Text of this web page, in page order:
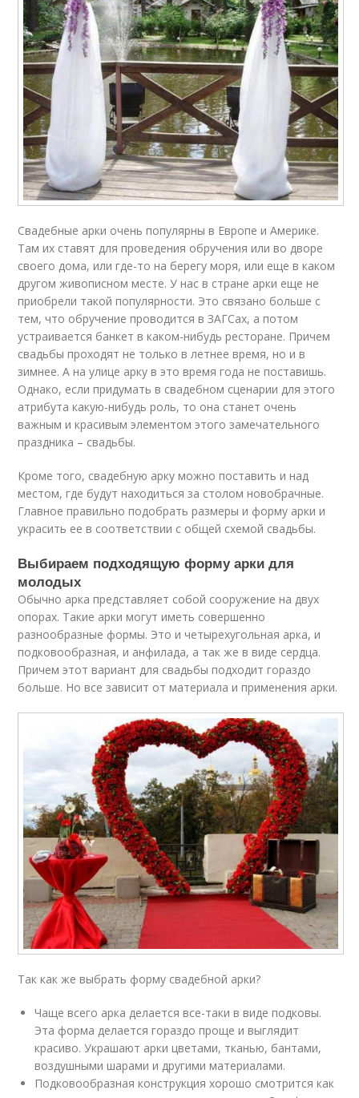
Свадебные арки очень популярны в Европе и Америке.
Там их ставят для проведения обручения или во дворе
своего дома, или где-то на берегу моря, или еще в каком
другом живописном месте. У нас в стране арки еще не
приобрели такой популярности. Это связано больше с
тем, что обручение проводится в ЗАГСах, а потом
устраивается банкет в каком-нибудь ресторане. Причем
свадьбы проходят не только в летнее время, но и в
зимнее. А на улице арку в это время года не поставишь.
Однако, если придумать в свадебном сценарии для этого
атрибута какую-нибудь роль, то она станет очень
важным и красивым элементом этого замечательного
праздника – свадьбы.
Кроме того, свадебную арку можно поставить и над
местом, где будут находиться за столом новобрачные.
Главное правильно подобрать размеры и форму арки и
украсить ее в соответствии с общей схемой свадьбы.
Выбираем подходящую форму арки для
молодых
Обычно арка представляет собой сооружение на двух
опорах. Такие арки могут иметь совершенно
разнообразные формы. Это и четырехугольная арка, и
подковообразная, и анфилада, а так же в виде сердца.
Причем этот вариант для свадьбы подходит гораздо
больше. Но все зависит от материала и применения арки.
Так как же выбрать форму свадебной арки?
Чаще всего арка делается все-таки в виде подковы.
Эта форма делается гораздо проще и выглядит
красиво. Украшают арки цветами, тканью, бантами,
воздушными шарами и другими материалами.
Подковообразная конструкция хорошо смотрится как